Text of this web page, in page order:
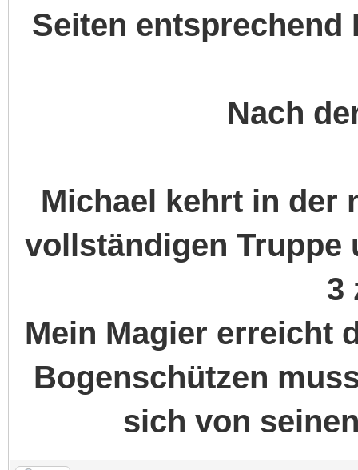
Seiten entsprechend
Nach
Michael kehrt in der
vollständigen Truppe
3
Mein Magier erreicht
Bogenschützen
sich von